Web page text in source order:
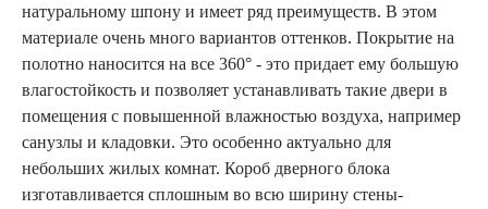
натуральному шпону и имеет ряд преимуществ. В этом
материале очень много вариантов оттенков. Покрытие на
полотно наносится на все 360° - это придает ему большую
влагостойкость и позволяет устанавливать такие двери в
помещения с повышенной влажностью воздуха, например
санузлы и кладовки. Это особенно актуально для
небольших жилых комнат. Короб дверного блока
изготавливается сплошным во всю ширину стены-